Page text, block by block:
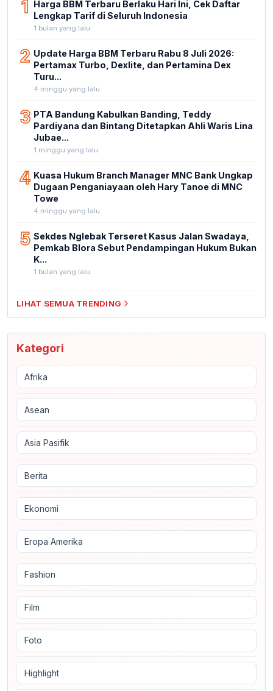
1
Harga BBM Terbaru Berlaku Hari Ini, Cek Daftar
Lengkap Tarif di Seluruh Indonesia
1 bulan yang lalu
2 Update Harga BBM Terbaru Rabu 8 Juli 2026:
Pertamax Turbo, Dexlite, dan Pertamina Dex
Turu...
4 minggu yang lalu
3 PTA Bandung Kabulkan Banding, Teddy
Pardiyana dan Bintang Ditetapkan Ahli Waris Lina
Jubae...
1 minggu yang lalu
4 Kuasa Hukum Branch Manager MNC Bank Ungkap
Dugaan Penganiayaan oleh Hary Tanoe di MNC
Towe
4 minggu yang lalu
5 Sekdes Nglebak Terseret Kasus Jalan Swadaya,
Pemkab Blora Sebut Pendampingan Hukum Bukan
K...
1 bulan yang lalu
LIHAT SEMUA TRENDING
Kategori
Afrika
Asean
Asia Pasifik
Berita
Ekonomi
Eropa Amerika
Fashion
Film
Foto
Highlight